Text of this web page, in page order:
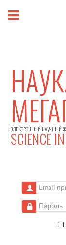
ЭЛЕКТРОННЫЙ НАУЧНЫЙ
SCIENCE
Email
Пароль